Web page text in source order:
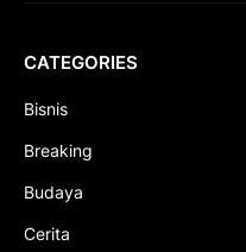
CATEGORIES
Bisnis
Breaking
Budaya
Cerita